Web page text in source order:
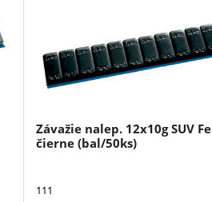
Závažie nalep. 12x10g SUV Fe
čierne (bal/50ks)
111